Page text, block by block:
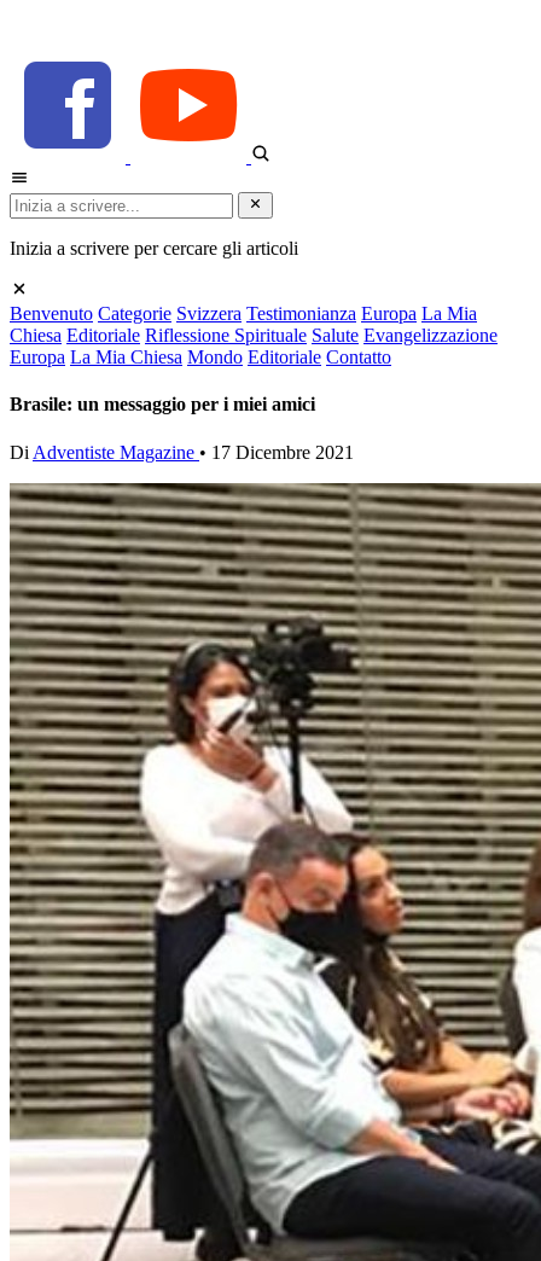
Inizia a scrivere per cercare gli articoli
Benvenuto Categorie Svizzera Testimonianza Europa La Mia
Chiesa Editoriale Riflessione Spirituale Salute Evangelizzazione
Europa La Mia Chiesa Mondo Editoriale Contatto
Brasile: un messaggio per i miei amici
Di Adventiste Magazine • 17 Dicembre 2021